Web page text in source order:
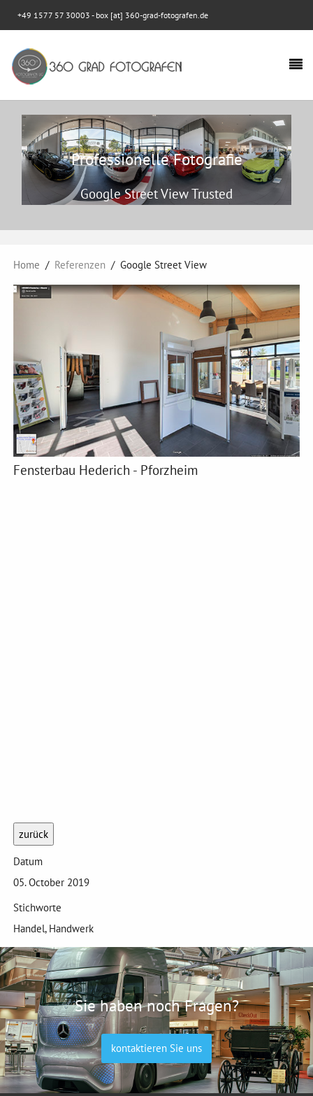
+49 1577 57 30003 - box [at] 360-grad-fotografen.de
Professionelle Fotografie
Google Street View Trusted
Home Referenzen Google Street View
Fensterbau Hederich - Pforzheim
zurück
Datum
05. October 2019
Stichworte
Handel, Handwerk
Sie haben noch Fragen?
kontaktieren Sie uns